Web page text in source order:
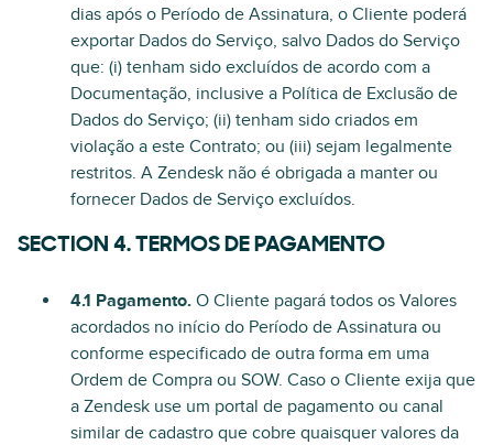
dias após o Período de Assinatura, o Cliente poderá
exportar Dados do Serviço, salvo Dados do Serviço
que: (i) tenham sido excluídos de acordo com a
Documentação, inclusive a Política de Exclusão de
Dados do Serviço; (ii) tenham sido criados em
violação a este Contrato; ou (iii) sejam legalmente
restritos. A Zendesk não é obrigada a manter ou
fornecer Dados de Serviço excluídos.
SECTION 4. TERMOS DE PAGAMENTO
4.1 Pagamento. O Cliente pagará todos os Valores
acordados no início do Período de Assinatura ou
conforme especificado de outra forma em uma
Ordem de Compra ou SOW. Caso o Cliente exija que
a Zendesk use um portal de pagamento ou canal
similar de cadastro que cobre quaisquer valores da